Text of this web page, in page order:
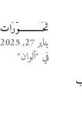
تَحَـــــــــــوُّرَات
يناير 27, 2025
في "ألوان"